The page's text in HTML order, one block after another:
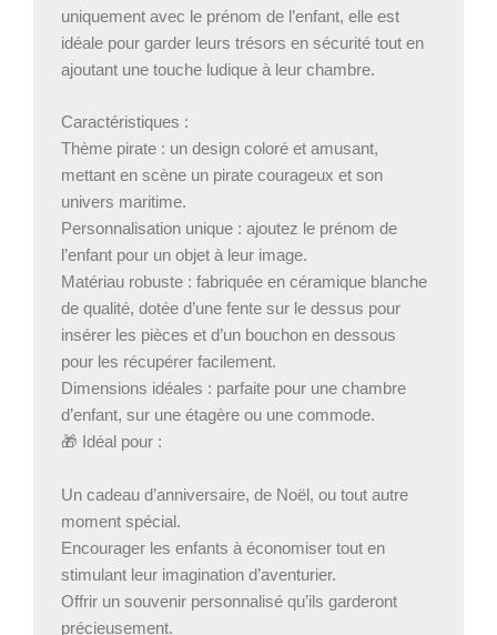
uniquement avec le prénom de l’enfant, elle est
idéale pour garder leurs trésors en sécurité tout en
ajoutant une touche ludique à leur chambre.
Caractéristiques :
Thème pirate : un design coloré et amusant,
mettant en scène un pirate courageux et son
univers maritime.
Personnalisation unique : ajoutez le prénom de
l’enfant pour un objet à leur image.
Matériau robuste : fabriquée en céramique blanche
de qualité, dotée d’une fente sur le dessus pour
insérer les pièces et d’un bouchon en dessous
pour les récupérer facilement.
Dimensions idéales : parfaite pour une chambre
d’enfant, sur une étagère ou une commode.
🎁 Idéal pour :
Un cadeau d’anniversaire, de Noël, ou tout autre
moment spécial.
Encourager les enfants à économiser tout en
stimulant leur imagination d’aventurier.
Offrir un souvenir personnalisé qu’ils garderont
précieusement.